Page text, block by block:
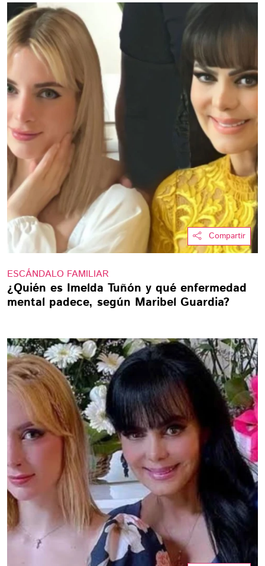
Compartir
ESCÁNDALO FAMILIAR
¿Quién es Imelda Tuñón y qué enfermedad
mental padece, según Maribel Guardia?